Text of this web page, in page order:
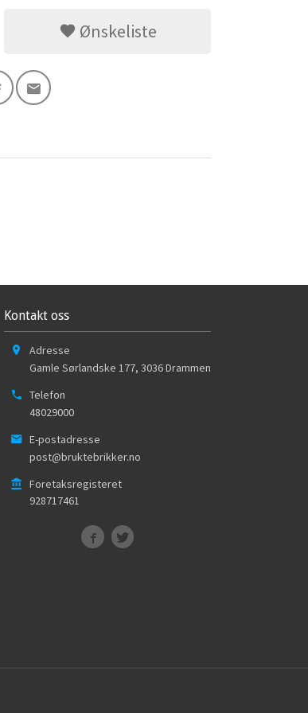
Ønskeliste
Kontakt oss
Adresse
Gamle Sørlandske 177, 3036Drammen
Telefon
48029000
E-postadresse
post@bruktebrikker.no
Foretaksregisteret
928717461